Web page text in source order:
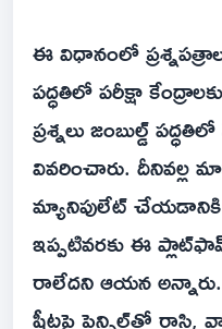
ఈ విధానంలో
పద్ధతిలో పరీక్షా
ప్రశ్నలు జంబుల్డ్
వివరించారు.
మ్యానిపులేట్
ఇప్పటివరకు ఈ
రాలేదని ఆయన
షీట్లపై పెన్సిల్‌తో రాసి,